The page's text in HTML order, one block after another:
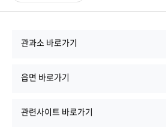
관과소 바로가기
읍면 바로가기
관련사이트 바로가기